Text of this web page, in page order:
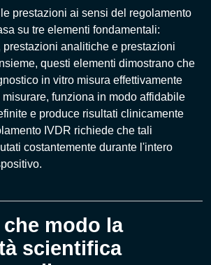
prestazioni ai sensi del regolamento
su tre elementi fondamentali:
analitiche e prestazioni
questi elementi dimostrano che
in vitro misura effettivamente
funziona in modo affidabile
e produce risultati clinicamente
IVDR richiede che tali
costantemente durante l'intero
che modo la
scientifica